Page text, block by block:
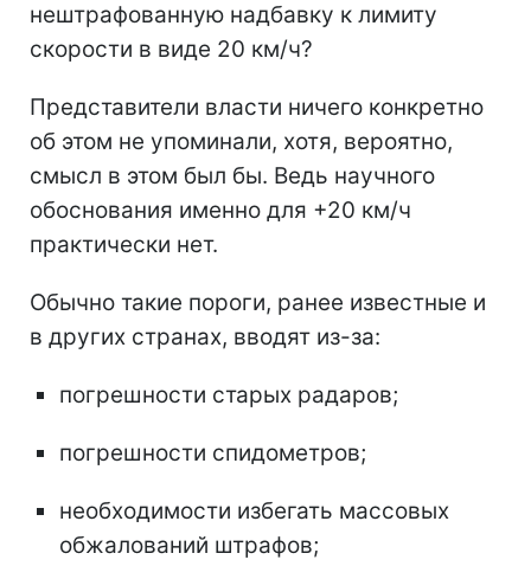
нештрафованную надбавку к лимиту
скорости в виде 20 км/ч?
Представители власти ничего конкретно
об этом не упоминали, хотя, вероятно,
смысл в этом был бы. Ведь научного
обоснования именно для +20 км/ч
практически нет.
Обычно такие пороги, ранее известные и
в других странах, вводят из-за:
погрешности старых радаров;
погрешности спидометров;
необходимости избегать массовых
обжалований штрафов;